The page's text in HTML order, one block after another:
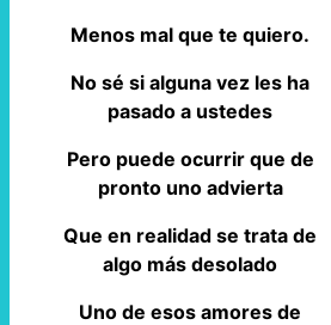
Menos mal que te quiero.
No sé si alguna vez les ha
pasado a ustedes
Pero puede ocurrir que de
pronto uno advierta
Que en realidad se trata de
algo más desolado
Uno de esos amores de